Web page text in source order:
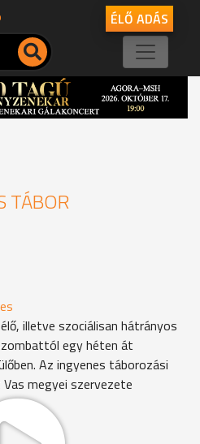
ÉLŐ ADÁS
TÁBOR
illetve szociálisan hátrányos
egy héten át
Az ingyenes táborozási
megyei szervezete